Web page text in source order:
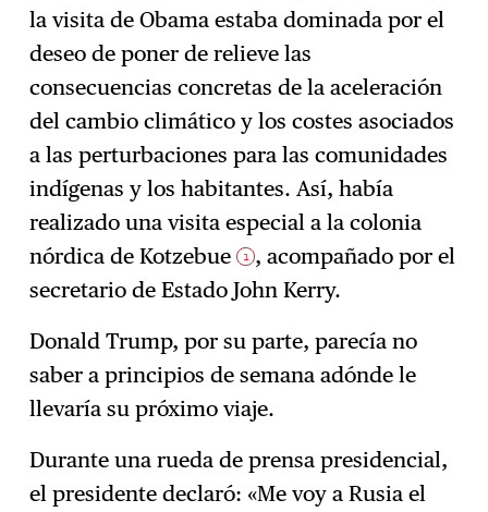
la visita de Obama estaba dominada por el
deseo de poner de relieve las
consecuencias concretas de la aceleración
del cambio climático y los costes asociados
a las perturbaciones para las comunidades
indígenas y los habitantes. Así, había
realizado una visita especial a la colonia
nórdica de Kotzebue 1 , acompañado por el
secretario de Estado John Kerry.
Donald Trump, por su parte, parecía no
saber a principios de semana adónde le
llevaría su próximo viaje.
Durante una rueda de prensa presidencial,
el presidente declaró: «Me voy a Rusia el